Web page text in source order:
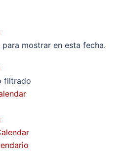
mostrar en esta fecha.
filtrado